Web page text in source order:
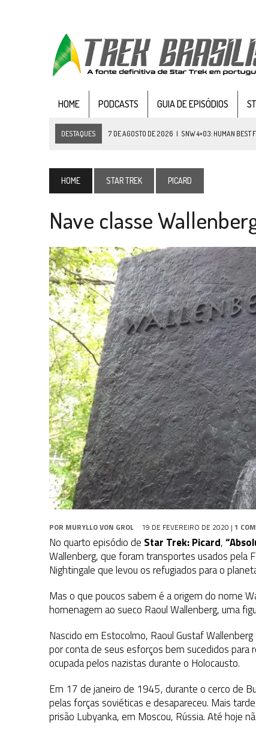
HOME PODCASTS GUIA DE EPISÓDIOS
DESTAQUES 7 DE AGOSTO DE 2026 | SNW 4×03: HUMAN BEST
4 DE AGOSTO DE 2026 | REVISITANDO “HIDE AND Q” (TNG 1×09)
3 DE AGOSTO DE 2026 VEJA FOTOS DO TERCEIRO EPISÓDIO DA
PARAMOUNT E CBS DERRUBAM NOVO
2 DE AGOSTO DE 2026 | TB AO VIVO | STAR TREK: STRANGE NEW
1 DE AGOSTO DE 2026 | ELENCO DE STRANGE NEW WORLDS
31 DE JULHO DE 2026 | GRANDES JORNADAS | QUATRO
7 DE AGOSTO DE 2026 | GRANDES JORNADAS | SEIS EPISÓDIOS
HOME STAR TREK PICARD
Nave classe
POR MURYLLO VON GROL 19 DE FEVEREIRO DE 2020 | 1
No quarto episódio de Star Trek: Picard,
Wallenberg, que foram transportes usados ​​pela
Nightingale que levou os refugiados para o
Mas o que poucos sabem é a origem do nome
homenagem ao sueco Raoul Wallenberg, uma
Nascido em Estocolmo, Raoul Gustaf
por conta de seus esforços bem sucedidos para
ocupada pelos nazistas durante o Holocausto.
Em 17 de janeiro de 1945, durante o cerco de
pelas forças soviéticas e desapareceu. Mais
prisão Lubyanka, em Moscou, Rússia. Até hoje